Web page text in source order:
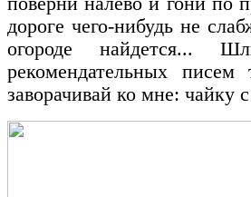
дороге чего-нибудь не
огороде найдется...
рекомендательных
заворачивай ко мне: чайку